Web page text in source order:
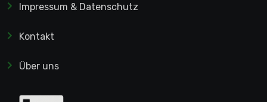
Impressum & Datenschutz
Kontakt
Über uns